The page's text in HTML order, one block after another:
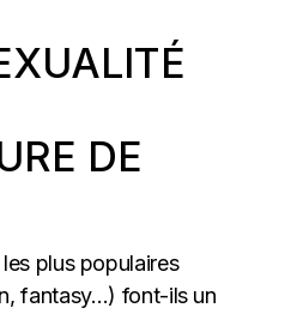
DE
plus populaires
fantasy…) font-ils un